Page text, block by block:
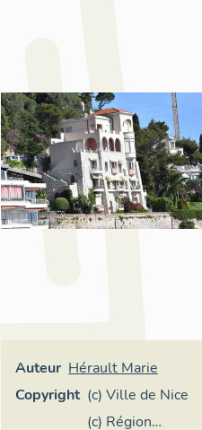
Auteur Hérault Marie
Copyright (c) Ville de Nice
(c) Région